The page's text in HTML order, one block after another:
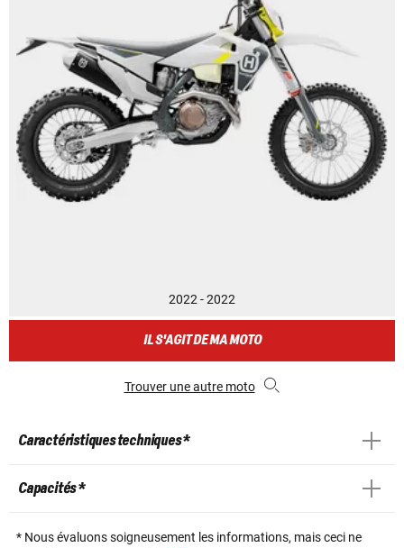
2022 - 2022
IL S'AGIT DE MA MOTO
Trouver une autre moto
Caractéristiques techniques *
Capacités *
* Nous évaluons soigneusement les informations, mais ceci ne